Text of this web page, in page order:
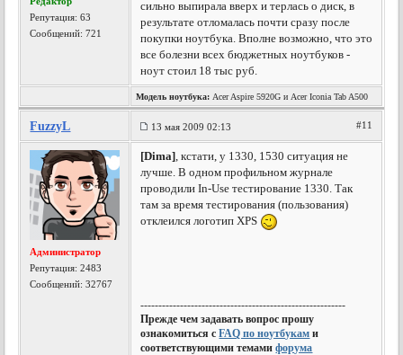
Репутация:63
Сообщений: 721
сильно выпирала вверх и терлась о диск, в
результате отломалась почти сразу после
покупки ноутбука. Вполне возможно, что это
все болезни всех бюджетных ноутбуков -
ноут стоил 18 тыс руб.
Модель ноутбука: Acer Aspire 5920G и Acer Iconia Tab A500
FuzzyL 13 мая 2009 02:13 #11
Администратор
Репутация:2483
Сообщений: 32767
[Dima], кстати, у 1330, 1530 ситуация не
лучше. В одном профильном журнале
проводили In-Use тестирование 1330. Так
там за время тестирования (пользования)
отклеилcя логотип XPS
---------------------------------------------------------
Прежде чем задавать вопрос прошу
ознакомиться сFAQ по ноутбукам и
соответствующими темамифорума